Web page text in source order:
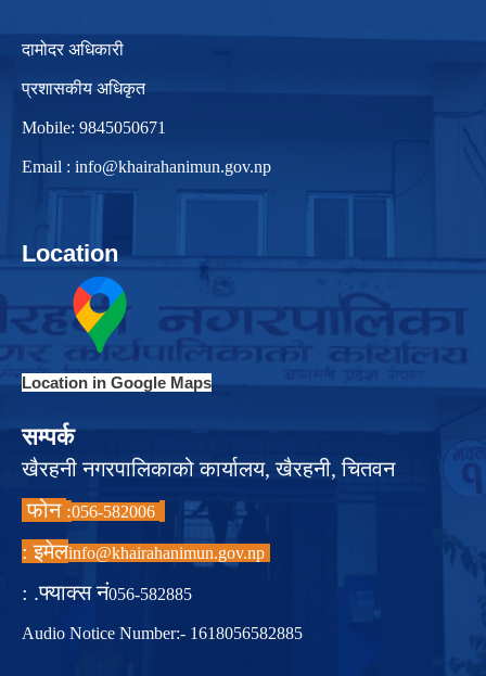
दामोदर अधिकारी
प्रशासकीय अधिकृत
Mobile: 9845050671
Email : info@khairahanimun.gov.np
Location
Location in Google Maps
सम्पर्क
खैरहनी नगरपालिकाको कार्यालय, खैरहनी, चितवन
फोन :
इमेल :info@khairahanimun.gov.np
फ्याक्स नं. :056-582885